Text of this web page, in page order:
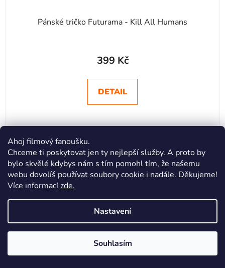
Ahoj filmový fanoušku.
Chceme ti poskytovat jen ty nejlepší služby. A proto by
bylo skvělé kdybys nám s tím pomohl tím, že našemu
webu dovolíš používat soubory cookie i nadále. Děkujeme!
Více informacízde.
Nastavení
Souhlasím
Pánské tričko Futurama - Kill All Humans
399 Kč
DETAIL